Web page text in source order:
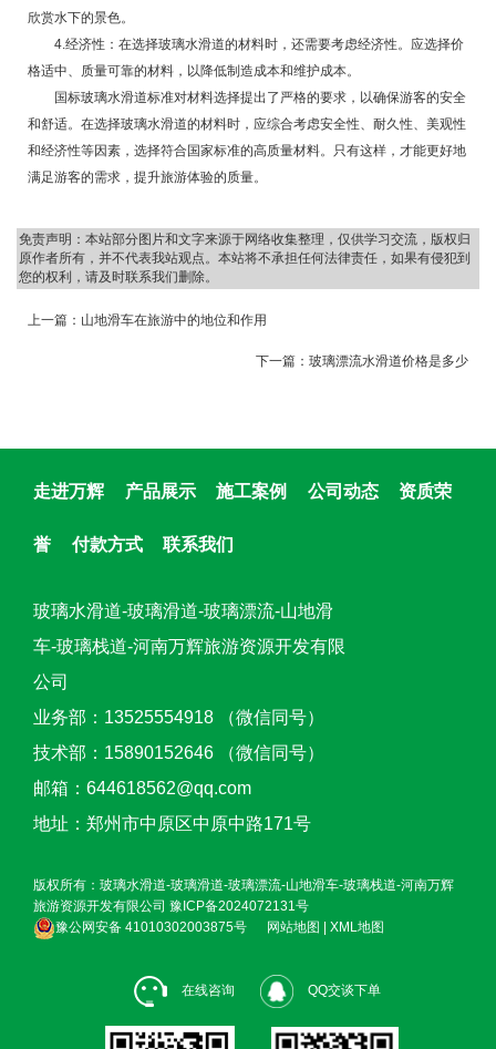
欣赏水下的景色。
4.经济性：在选择玻璃水滑道的材料时，还需要考虑经济性。应选择价
格适中、质量可靠的材料，以降低制造成本和维护成本。
国标玻璃水滑道标准对材料选择提出了严格的要求，以确保游客的安全
和舒适。在选择玻璃水滑道的材料时，应综合考虑安全性、耐久性、美观性
和经济性等因素，选择符合国家标准的高质量材料。只有这样，才能更好地
满足游客的需求，提升旅游体验的质量。
免责声明：本站部分图片和文字来源于网络收集整理，仅供学习交流，版权归
原作者所有，并不代表我站观点。本站将不承担任何法律责任，如果有侵犯到
您的权利，请及时联系我们删除。
上一篇： 山地滑车在旅游中的地位和作用
下一篇： 玻璃漂流水滑道价格是多少
走进万辉 产品展示 施工案例 公司动态 资质荣
誉 付款方式 联系我们
玻璃水滑道-玻璃滑道-玻璃漂流-山地滑
车-玻璃栈道-河南万辉旅游资源开发有限
公司
业务部：13525554918 （微信同号）
技术部：15890152646 （微信同号）
邮箱：644618562@qq.com
地址：郑州市中原区中原中路171号
版权所有：玻璃水滑道-玻璃滑道-玻璃漂流-山地滑车-玻璃栈道-河南万辉
旅游资源开发有限公司 豫ICP备2024072131号
豫公网安备 41010302003875号
网站地图 | XML地图
在线咨询 QQ交谈下单